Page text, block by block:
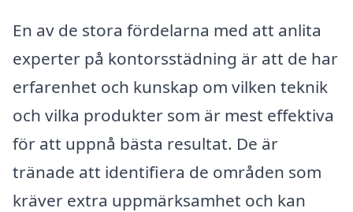
En av de stora fördelarna med att anlita
experter på kontorsstädning är att de har
erfarenhet och kunskap om vilken teknik
och vilka produkter som är mest effektiva
för att uppnå bästa resultat. De är
tränade att identifiera de områden som
kräver extra uppmärksamhet och kan